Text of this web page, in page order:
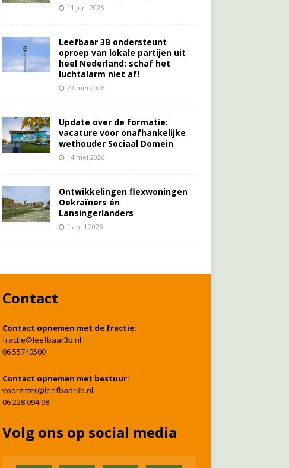
11 juni 2026
Leefbaar 3B ondersteunt
oproep van lokale partijen uit
heel Nederland: schaf het
luchtalarm niet af!
20 mei 2026
Update over de formatie:
vacature voor onafhankelijke
wethouder Sociaal Domein
14 mei 2026
Ontwikkelingen flexwoningen
Oekraïners én
Lansingerlanders
1 april 2026
Contact
Contact opnemen met de fractie:
fractie@leefbaar3b.nl
06 55740500
Contact opnemen met bestuur:
voorzitter@leefbaar3b.nl
06 228 094 98
Volg ons op social media